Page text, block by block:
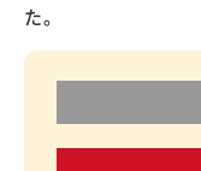
た。